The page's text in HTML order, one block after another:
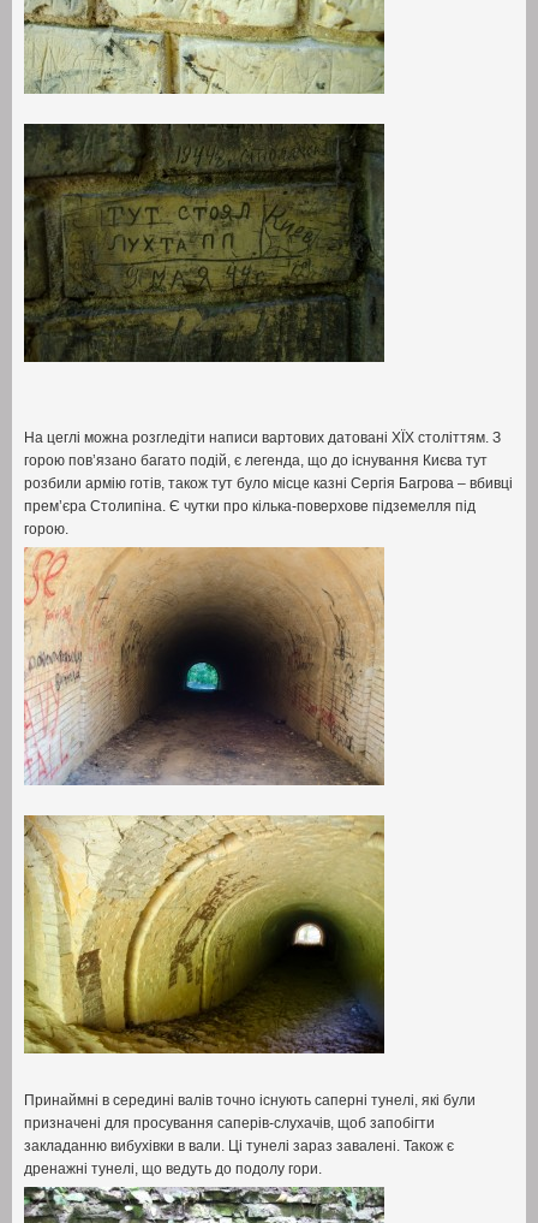
На цеглі можна розгледіти написи вартових датовані ХЇХ століттям. З
горою пов’язано багато подій, є легенда, що до існування Києва тут
розбили армію готів, також тут було місце казні Сергія Багрова – вбивці
прем’єра Столипіна. Є чутки про кілька-поверхове підземелля під
горою.
Принаймні в середині валів точно існують саперні тунелі, які були
призначені для просування саперів-слухачів, щоб запобігти
закладанню вибухівки в вали. Ці тунелі зараз завалені. Також є
дренажні тунелі, що ведуть до подолу гори.